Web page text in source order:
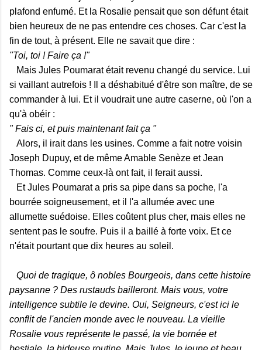
plafond enfumé. Et la Rosalie pensait que son défunt était
bien heureux de ne pas entendre ces choses. Car c'est la
fin de tout, à présent. Elle ne savait que dire :
"Toi, toi ! Faire ça !"
Mais Jules Poumarat était revenu changé du service. Lui
si vaillant autrefois ! Il a déshabitué d'être son maître, de se
commander à lui. Et il voudrait une autre caserne, où l'on a
qu'à obéir :
" Fais ci, et puis maintenant fait ça "
Alors, il irait dans les usines. Comme a fait notre voisin
Joseph Dupuy, et de même Amable Senèze et Jean
Thomas. Comme ceux-là ont fait, il ferait aussi.
Et Jules Poumarat a pris sa pipe dans sa poche, l'a
bourrée soigneusement, et il l'a allumée avec une
allumette suédoise. Elles coûtent plus cher, mais elles ne
sentent pas le soufre. Puis il a baillé à forte voix. Et ce
n'était pourtant que dix heures au soleil.
Quoi de tragique, ô nobles Bourgeois, dans cette histoire
paysanne ? Des rustauds bailleront. Mais vous, votre
intelligence subtile le devine. Oui, Seigneurs, c'est ici le
conflit de l'ancien monde avec le nouveau. La vieille
Rosalie vous représente le passé, la vie bornée et